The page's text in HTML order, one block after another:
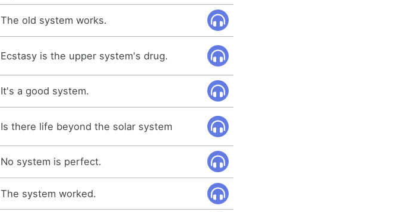
The old system works.
Ecstasy is the upper system's drug.
It's a good system.
Is there life beyond the solar system
No system is perfect.
The system worked.